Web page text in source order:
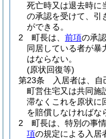
死亡時又は退去時に
の承認を受けて、引
ができる。
2
町長は、 前項の承
同居している者が暴
はならない。
(原状回復等)
第23条
入居者は、
町営住宅又は共同施
滞なくこれを原状に
を賠償しなければな
2
町長は、特別の事
項の規定による入居